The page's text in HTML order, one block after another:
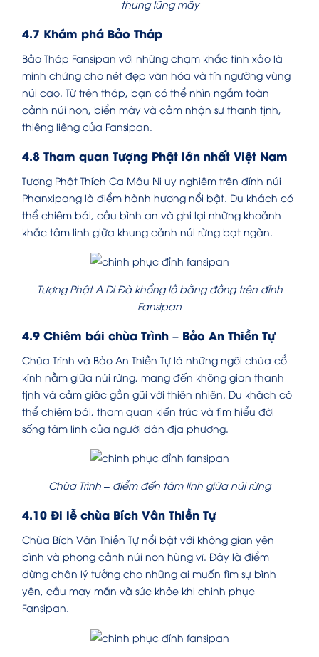
thung lũng mây
4.7 Khám phá Bảo Tháp
Bảo Tháp Fansipan với những chạm khắc tinh xảo là
minh chứng cho nét đẹp văn hóa và tín ngưỡng vùng
núi cao. Từ trên tháp, bạn có thể nhìn ngắm toàn
cảnh núi non, biển mây và cảm nhận sự thanh tịnh,
thiêng liêng của Fansipan.
4.8 Tham quan Tượng Phật lớn nhất Việt Nam
Tượng Phật Thích Ca Mâu Ni uy nghiêm trên đỉnh núi
Phanxipang là điểm hành hương nổi bật. Du khách có
thể chiêm bái, cầu bình an và ghi lại những khoảnh
khắc tâm linh giữa khung cảnh núi rừng bạt ngàn.
Tượng Phật A Di Đà khổng lồ bằng đồng trên đỉnh
Fansipan
4.9 Chiêm bái chùa Trình – Bảo An Thiền Tự
Chùa Trình và Bảo An Thiền Tự là những ngôi chùa cổ
kính nằm giữa núi rừng, mang đến không gian thanh
tịnh và cảm giác gần gũi với thiên nhiên. Du khách có
thể chiêm bái, tham quan kiến trúc và tìm hiểu đời
sống tâm linh của người dân địa phương.
Chùa Trình – điểm đến tâm linh giữa núi rừng
4.10 Đi lễ chùa Bích Vân Thiền Tự
Chùa Bích Vân Thiền Tự nổi bật với không gian yên
bình và phong cảnh núi non hùng vĩ. Đây là điểm
dừng chân lý tưởng cho những ai muốn tìm sự bình
yên, cầu may mắn và sức khỏe khi chinh phục
Fansipan.